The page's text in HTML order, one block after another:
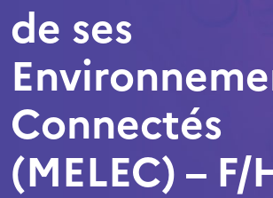
de ses
Connectés
(MELEC) – F/